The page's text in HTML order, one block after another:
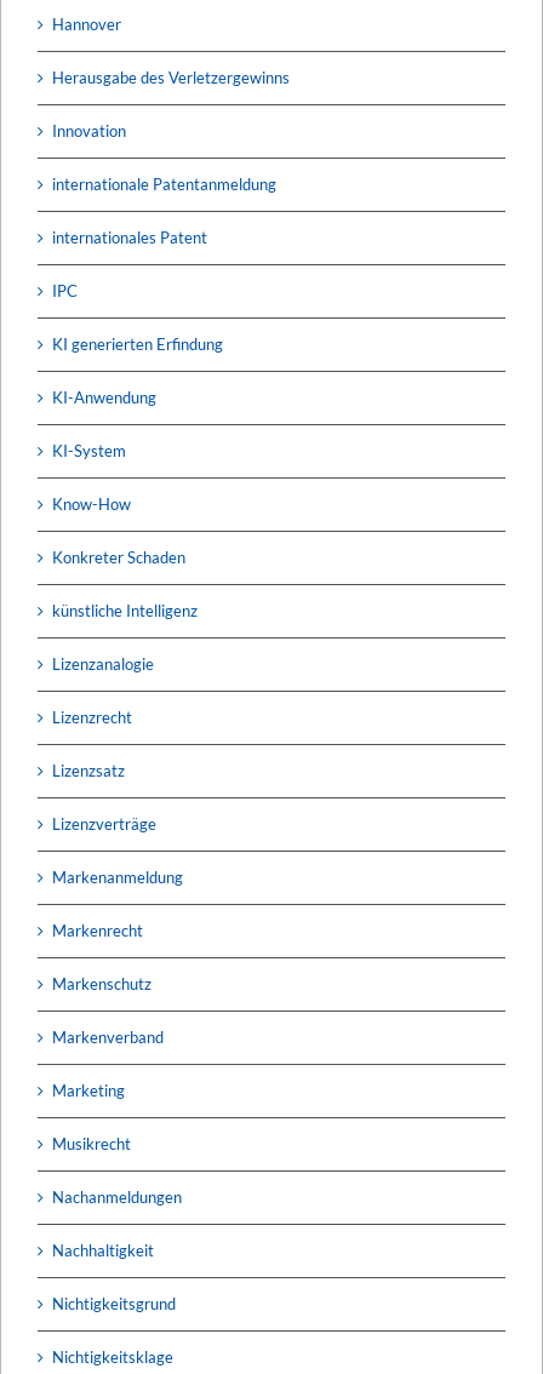
Hannover
Herausgabe des Verletzergewinns
Innovation
internationale Patentanmeldung
internationales Patent
IPC
KI generierten Erfindung
KI-Anwendung
KI-System
Know-How
Konkreter Schaden
künstliche Intelligenz
Lizenzanalogie
Lizenzrecht
Lizenzsatz
Lizenzverträge
Markenanmeldung
Markenrecht
Markenschutz
Markenverband
Marketing
Musikrecht
Nachanmeldungen
Nachhaltigkeit
Nichtigkeitsgrund
Nichtigkeitsklage